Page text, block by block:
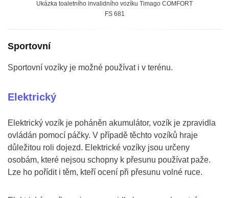
Ukázka toaletního invalidního vozíku Timago COMFORT
FS 681
Sportovní
Sportovní vozíky je možné používat i v terénu.
Elektrický
Elektrický vozík je poháněn akumulátor, vozík je zpravidla
ovládán pomocí páčky. V případě těchto vozíků hraje
důležitou roli dojezd. Elektrické vozíky jsou určeny
osobám, které nejsou schopny k přesunu používat paže.
Lze ho pořídit i těm, kteří ocení při přesunu volné ruce.